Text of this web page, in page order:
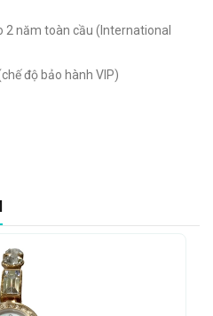
2 năm toàn cầu (International
độ bảo hành VIP)